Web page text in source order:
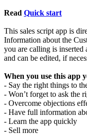
Read Quick start
This sales script app is
Information about the
you are calling is
and can be edited, if
When you use this app
- Say the right things to
- Won’t forget to ask the
- Overcome objections
- Have full information
- Learn the app quickly
- Sell more